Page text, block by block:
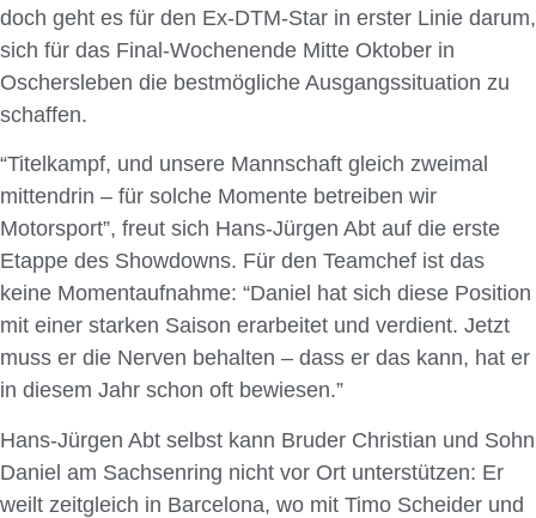
doch geht es für den Ex-DTM-Star in erster Linie darum,
sich für das Final-Wochenende Mitte Oktober in
Oschersleben die bestmögliche Ausgangssituation zu
schaffen.
“Titelkampf, und unsere Mannschaft gleich zweimal
mittendrin – für solche Momente betreiben wir
Motorsport”, freut sich Hans-Jürgen Abt auf die erste
Etappe des Showdowns. Für den Teamchef ist das
keine Momentaufnahme: “Daniel hat sich diese Position
mit einer starken Saison erarbeitet und verdient. Jetzt
muss er die Nerven behalten – dass er das kann, hat er
in diesem Jahr schon oft bewiesen.”
Hans-Jürgen Abt selbst kann Bruder Christian und Sohn
Daniel am Sachsenring nicht vor Ort unterstützen: Er
weilt zeitgleich in Barcelona, wo mit Timo Scheider und